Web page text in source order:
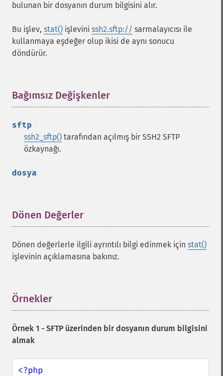
bulunan bir dosyanın durum bilgisini alır.
Bu işlev, stat() işlevini ssh2.sftp:// sarmalayıcısı ile
kullanmaya eşdeğer olup ikisi de aynı sonucu
döndürür.
Bağımsız Değişkenler
sftp
ssh2_sftp() tarafından açılmış bir SSH2 SFTP
özkaynağı.
dosya
Dönen Değerler
Dönen değerlerle ilgili ayrıntılı bilgi edinmek için stat()
işlevinin açıklamasına bakınız.
Örnekler
Örnek 1 - SFTP üzerinden bir dosyanın durum bilgisini
almak
<?php